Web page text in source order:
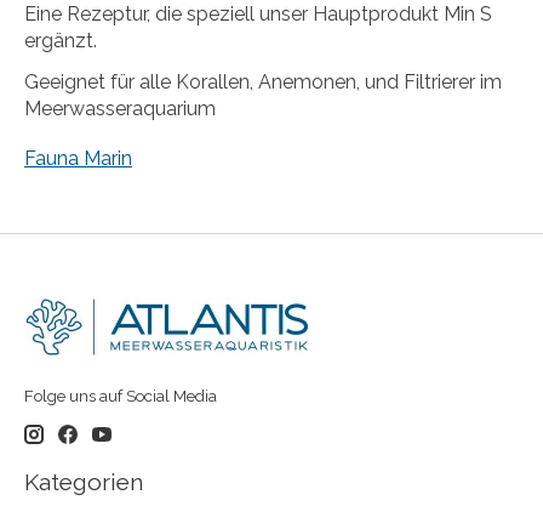
Eine Rezeptur, die speziell unser Hauptprodukt Min S
ergänzt.
Geeignet für alle Korallen, Anemonen, und Filtrierer im
Meerwasseraquarium
Fauna Marin
Folge uns auf Social Media
Kategorien